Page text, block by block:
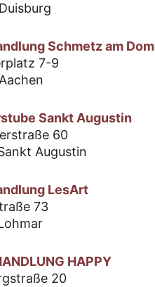
Schmetz am Dom
7-9
Sankt Augustin
60
Augustin
LesArt
73
HAPPY
20